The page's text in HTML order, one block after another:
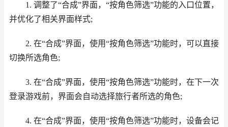
1. 调整了“合成”界面，“按角色筛选”功能的入口位置，
并优化了相关界面样式;
2. 在“合成”界面，使用“按角色筛选”功能时，可以直接
切换所选角色;
3. 在“合成”界面，使用“按角色筛选”功能时，在下一次
登录游戏前，界面会自动选择旅行者所选的角色;
4. 在“合成”界面，使用“按角色筛选”功能时，设备会记